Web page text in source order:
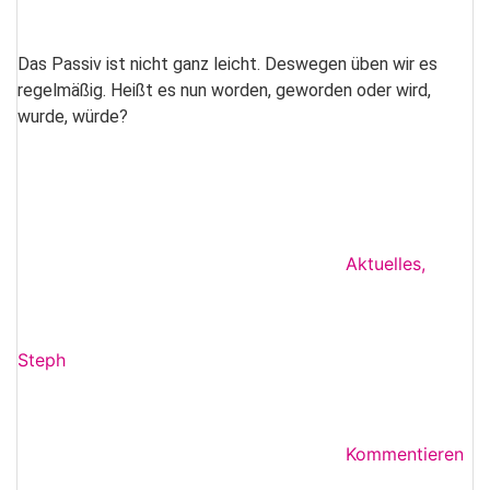
Das Passiv ist nicht ganz leicht. Deswegen üben wir es
regelmäßig. Heißt es nun worden, geworden oder wird,
wurde, würde?
Aktuelles,
Steph
Kommentieren